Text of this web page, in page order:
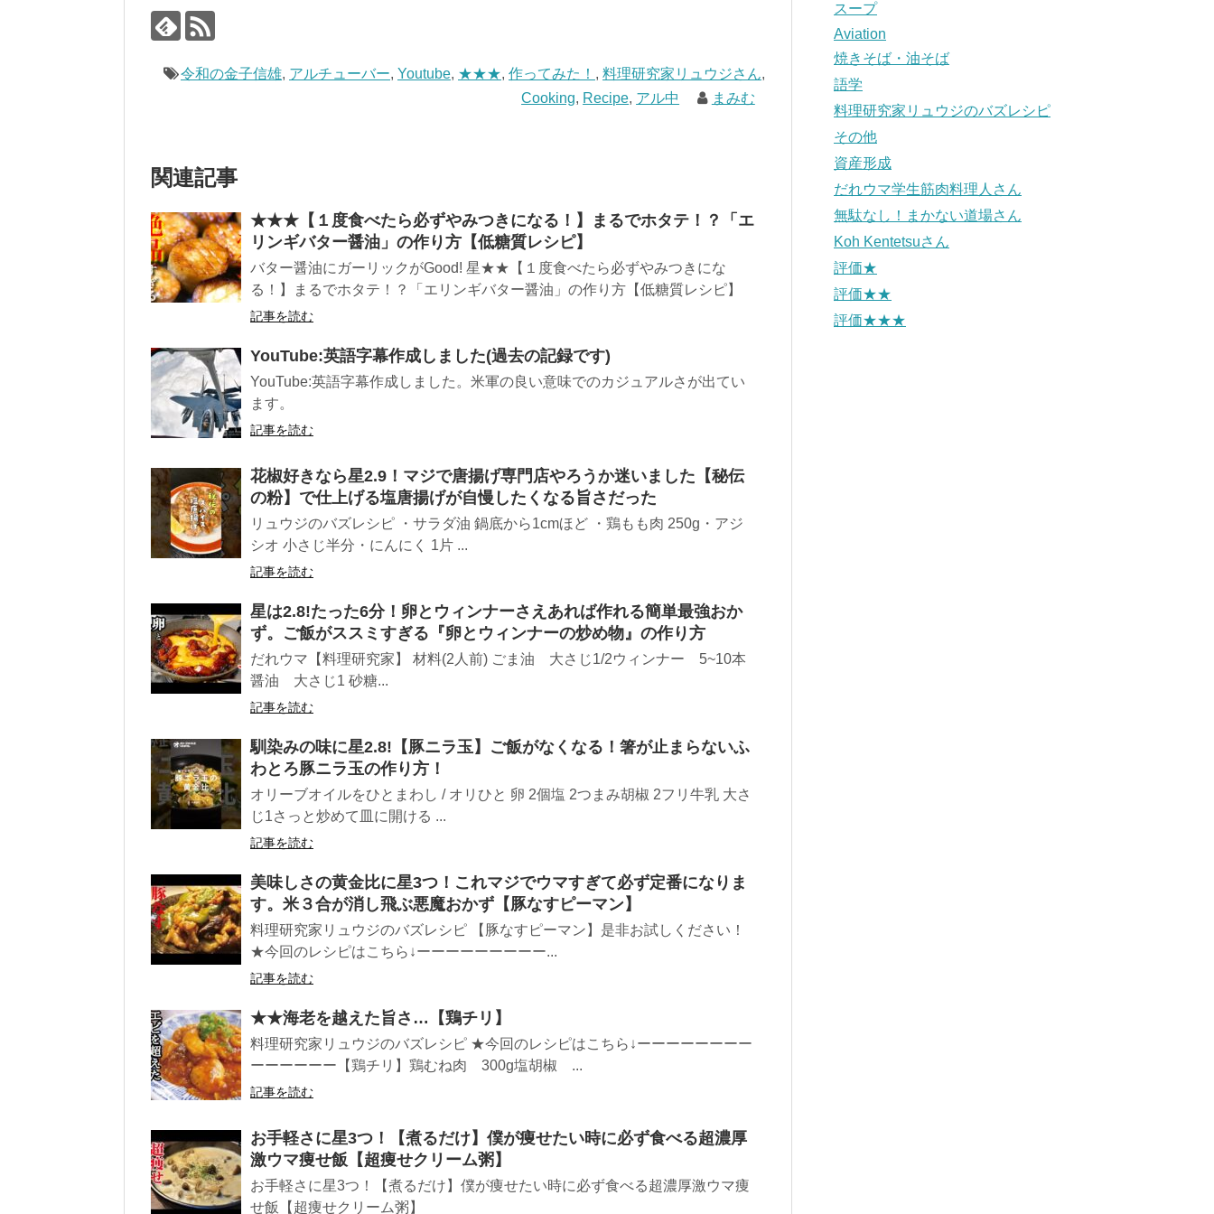
令和の金子信雄, アルチューバー, Youtube, ★★★, 作ってみた！ , 料理研究家リュウジさん,
Cooking, Recipe, アル中 まみむ
関連記事
★★★【１度食べたら必ずやみつきになる！】まるでホタテ！？「エ
リンギバター醤油」の作り方【低糖質レシピ】
バター醤油にガーリックがGood! 星★★【１度食べたら必ずやみつきにな
る！】まるでホタテ！？「エリンギバター醤油」の作り方【低糖質レシピ】
記事を読む
YouTube:英語字幕作成しました(過去の記録です)
YouTube:英語字幕作成しました。米軍の良い意味でのカジュアルさが出てい
ます。
記事を読む
花椒好きなら星2.9！マジで唐揚げ専門店やろうか迷いました【秘伝
の粉】で仕上げる塩唐揚げが自慢したくなる旨さだった
リュウジのバズレシピ ・サラダ油 鍋底から1cmほど ・鶏もも肉 250g・アジ
シオ 小さじ半分・にんにく 1片 ...
記事を読む
星は2.8!たった6分！卵とウィンナーさえあれば作れる簡単最強おか
ず。ご飯がススミすぎる『卵とウィンナーの炒め物』の作り方
だれウマ【料理研究家】 材料(2人前) ごま油 大さじ1/2ウィンナー 5~10本
醤油 大さじ1 砂糖...
記事を読む
馴染みの味に星2.8!【豚ニラ玉】ご飯がなくなる！箸が止まらないふ
わとろ豚ニラ玉の作り方！
オリーブオイルをひとまわし / オリひと 卵 2個塩 2つまみ胡椒 2フリ牛乳 大さ
じ1さっと炒めて皿に開ける ...
記事を読む
美味しさの黄金比に星3つ！これマジでウマすぎて必ず定番になりま
す。米３合が消し飛ぶ悪魔おかず【豚なすピーマン】
料理研究家リュウジのバズレシピ 【豚なすピーマン】是非お試しください！
★今回のレシピはこちら↓ーーーーーーーーー...
記事を読む
★★海老を越えた旨さ…【鶏チリ】
料理研究家リュウジのバズレシピ ★今回のレシピはこちら↓ーーーーーーーー
ーーーーーー【鶏チリ】鶏むね肉 300g塩胡椒 ...
記事を読む
お手軽さに星3つ！【煮るだけ】僕が痩せたい時に必ず食べる超濃厚
激ウマ痩せ飯【超痩せクリーム粥】
お手軽さに星3つ！【煮るだけ】僕が痩せたい時に必ず食べる超濃厚激ウマ痩
せ飯【超痩せクリーム粥】
スープ
Aviation
焼きそば・油そば
語学
料理研究家リュウジのバズレシピ
その他
資産形成
だれウマ学生筋肉料理人さん
無駄なし！まかない道場さん
Koh Kentetsuさん
評価★
評価★★
評価★★★